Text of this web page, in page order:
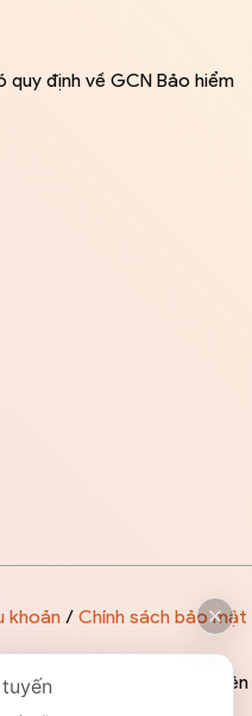
định về GCN Bảo hiểm
- Mọi thông tin trên
khoản/ Chính sách bảo mật